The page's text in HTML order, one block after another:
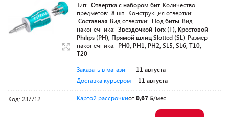
Тип: Отвертка с набором бит Количество
предметов: 8 шт. Конструкция отвертки:
Составная Вид отвертки: Под биты Вид
наконечника: Звездочкой Torx (T), Крестовой
Philips (PH), Прямой шлиц Slotted (SL) Размер
наконечника: PH0, PH1, PH2, SL5, SL6, T10,
T20
Заказать в магазин - 11 августа
Доставка курьером - 11 августа
Код: 237712 Картой рассрочкиот0,67 /мес